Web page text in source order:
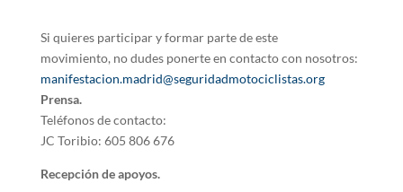
Si quieres participar y formar parte de este
movimiento, no dudes ponerte en contacto con nosotros:
manifestacion.madrid@seguridadmotociclistas.org
Prensa.
Teléfonos de contacto:
JC Toribio: 605 806 676
Recepción de apoyos.